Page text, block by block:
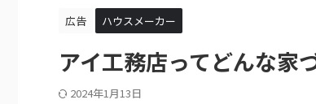
広告
ハウスメーカー
アイ工務店ってどんな家
2024年1月13日